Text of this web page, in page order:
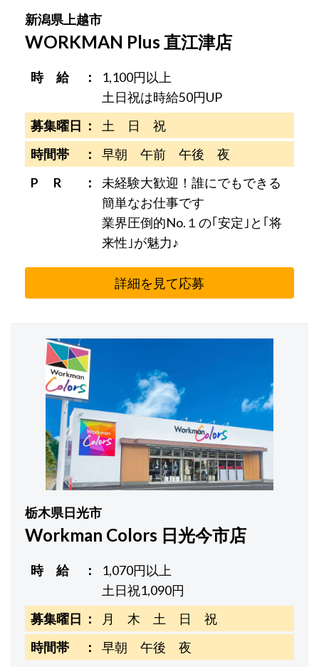
新潟県上越市
WORKMAN Plus 直江津店
時 給
1,100円以上
土日祝は時給50円UP
募集曜日
土 日 祝
時間帯
早朝 午前 午後 夜
P R
未経験大歓迎！誰にでもできる
簡単なお仕事です
業界圧倒的No.１の｢安定｣と｢将
来性｣が魅力♪
詳細を見て応募
栃木県日光市
Workman Colors 日光今市店
時 給
1,070円以上
土日祝1,090円
募集曜日
月 木 土 日 祝
時間帯
早朝 午後 夜